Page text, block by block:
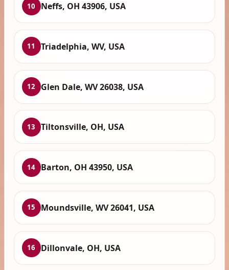
10 Neffs, OH 43906, USA
11 Triadelphia, WV, USA
12 Glen Dale, WV 26038, USA
13 Tiltonsville, OH, USA
14 Barton, OH 43950, USA
15 Moundsville, WV 26041, USA
16 Dillonvale, OH, USA